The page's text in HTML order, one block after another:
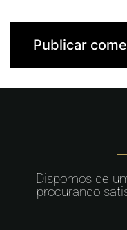
Dispomos de
procurando